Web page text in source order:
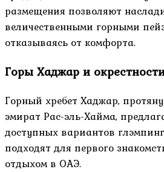
размещения позволяют
величественными горными
отказываясь от комфорта.
Горы Хаджар и
Горный хребет Хаджар,
эмират Рас-эль-Хайма,
доступных вариантов
подходят для первого
отдыхом в ОАЭ.